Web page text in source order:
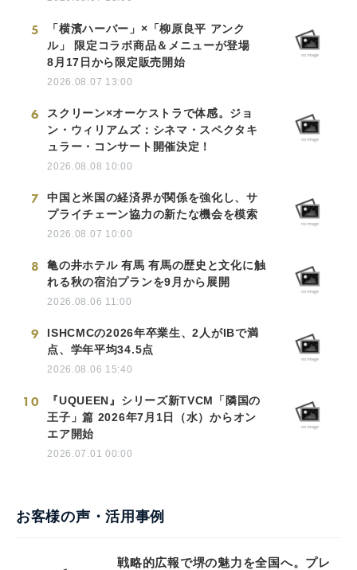
5
「横濱ハーバー」×「柳原良平 アンク
ル」 限定コラボ商品＆メニューが登場
8月17日から限定販売開始
2026.08.07 13:00
6
スクリーン×オーケストラで体感。ジョ
ン・ウィリアムズ：シネマ・スペクタキ
ュラー・コンサート開催決定！
2026.08.08 10:00
7
中国と米国の経済界が関係を強化し、サ
プライチェーン協力の新たな機会を模索
2026.08.07 10:00
8
亀の井ホテル 有馬 有馬の歴史と文化に触
れる秋の宿泊プランを9月から展開
2026.08.06 11:00
9
ISHCMCの2026年卒業生、2人がIBで満
点、学年平均34.5点
2026.08.06 15:40
10
『UQUEEN』シリーズ新TVCM「隣国の
王子」篇 2026年7月1日（水）からオン
エア開始
2026.07.01 00:00
お客様の声・活用事例
戦略的広報で堺の魅力を全国へ。プレ